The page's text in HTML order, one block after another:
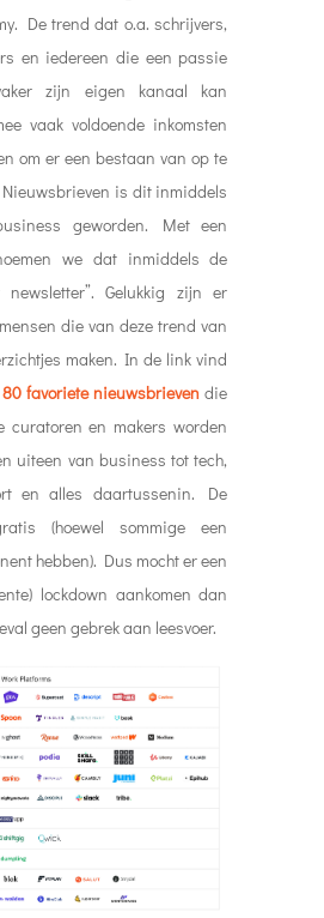
De trend dat o.a. schrijvers,
en iedereen die een passie
zijn eigen kanaal kan
vaak voldoende inkomsten
om er een bestaan van op te
is dit inmiddels
geworden. Met een
we dat inmiddels de
newsletter”. Gelukkig zijn er
die van deze trend van
maken. In de link vind
80 favoriete nieuwsbrieven die
curatoren en makers worden
uiteen van business tot tech,
en alles daartussenin. De
(hoewel sommige een
hebben). Dus mocht er een
lockdown aankomen dan
geen gebrek aan leesvoer.